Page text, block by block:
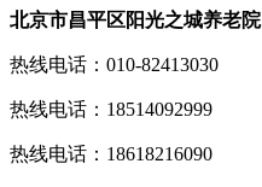
北京市昌平区阳光之城养老院
热线电话：010-82413030
热线电话：18514092999
热线电话：18618216090